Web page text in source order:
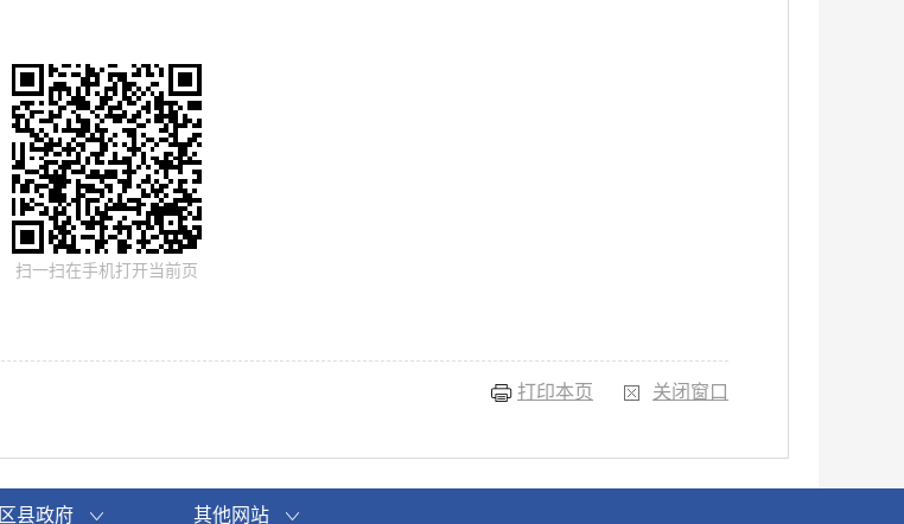
扫一扫在手机打开当前页
打印本页 关闭窗口
区县政府 其他网站